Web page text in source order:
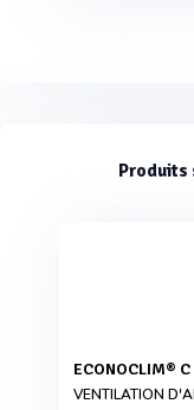
Produits
ECONOCLIM® C
VENTILATION